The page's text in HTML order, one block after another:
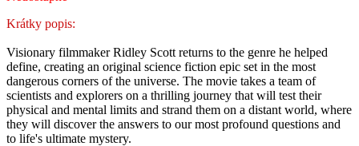
Krátky popis:
Visionary filmmaker Ridley Scott returns to the genre he helped
define, creating an original science fiction epic set in the most
dangerous corners of the universe. The movie takes a team of
scientists and explorers on a thrilling journey that will test their
physical and mental limits and strand them on a distant world, where
they will discover the answers to our most profound questions and
to life's ultimate mystery.